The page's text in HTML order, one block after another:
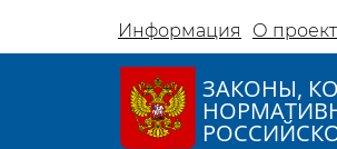
Информация О
ЗАКОНЫ,